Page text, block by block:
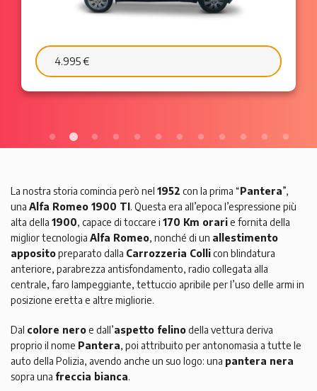
6.595 €
La nostra storia comincia però nel 1952 con la prima “Pantera”,
una Alfa Romeo 1900 TI . Questa era all’epoca l’espressione più
alta della 1900, capace di toccare i 170 Km orarie fornita della
miglior tecnologia Alfa Romeo, nonché di un allestimento
appositopreparato dalla Carrozzeria Collicon blindatura
anteriore, parabrezza antisfondamento, radio collegata alla
centrale, faro lampeggiante, tettuccio apribile per l’uso delle armi in
posizione eretta e altre migliorie.
Dal colore neroe dall’aspetto felinodella vettura deriva
proprio il nome Pantera, poi attribuito per antonomasia a tutte le
auto della Polizia, avendo anche un suo logo: una pantera nera
sopra una freccia bianca.